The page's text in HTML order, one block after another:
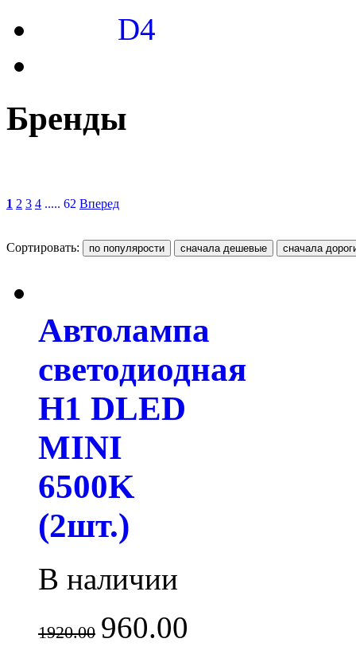
D4
Бренды
1 2 3 4 ..... 62 Вперед
Сортировать:
Автолампа
светодиодная
H1 DLED
MINI
6500K
(2шт.)
В наличии
1920.00 960.00